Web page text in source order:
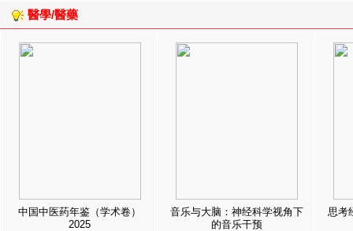
醫學/醫藥
中国中医药年鉴（学术卷）
2025
音乐与大脑：神经科学视角下
的音乐干预
思考